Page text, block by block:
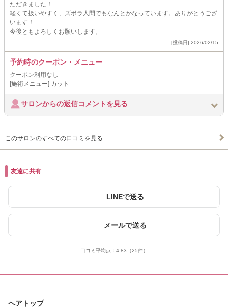
ただきました！
軽くて扱いやすく、ズボラ人間でもなんとかなっています。ありがとうござ
います！
今後ともよろしくお願いします。
[投稿日] 2026/02/15
予約時のクーポン・メニュー
クーポン利用なし
[施術メニュー] カット
サロンからの返信コメントを見る
このサロンのすべての口コミを見る
友達に共有
LINEで送る
メールで送る
口コミ平均点： 4.83 （25件）
ヘアトップ